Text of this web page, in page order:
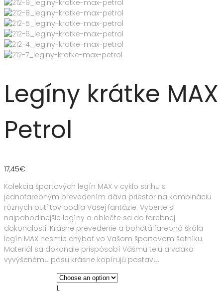
Legíny krátke MAX
Petrol
17,45€
Kolekcia športových legín MAX v cyklo strihu s
jednofarebným prevedením dáva priestor na kombináciu
rôznych outfitov podľa Vašej fantázie. Vyberte si
najpohodlnejšie legíny a oblečte sa do farebnej
dokonalosti. Krásne prevedenie a bohatá farebná škála
legín MAX nesmie chýbať vo Vašom športovom šatníku.
Materiál sa dokonale prispôsobí Vášmu telu a vďaka
vyvýšenému pásu krásne kopírujú postavu.
L